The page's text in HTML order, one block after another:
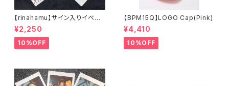
【rinahamu】サイン入りイベン
トランダムチェキ - 6/7 MOO
NRAKER -
¥2,250
10%OFF
【BPM15Q】LOGO Cap(Pink)
¥4,410
10%OFF